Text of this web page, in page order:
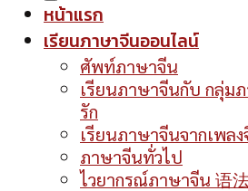
หน้าแรก
เรียนภาษาจีนออนไลน์
ศัพท์ภาษาจีน
เรียนภาษาจีนกับ กลุ่ม
รัก
เรียนภาษาจีนจากเพล
ภาษาจีนทั่วไป
ไวยากรณ์ภาษาจีน 语